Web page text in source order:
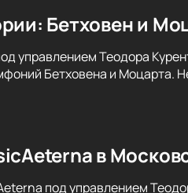
Бетховен и
управлением Теодора
Бетховена и Моцарта.
в
под управлением